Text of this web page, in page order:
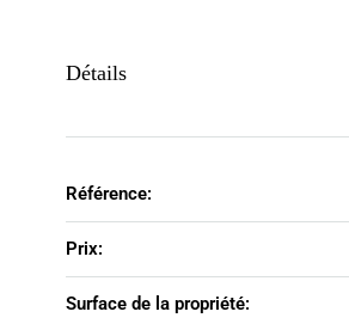
Détails
Référence:
Prix:
Surface de la propriété: